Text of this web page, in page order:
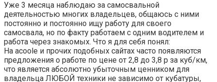
Уже 3 месяца наблюдаю за самосвальной
деятельностью многих владельцев, общаюсь с ними
постоянно и постоянно ищу работу для своего
самосвала, но по факту работаем с одним водителем и
работа через знакомых. Что я для себя понял:
На acoole и прочих подобных сайтах часто появляются
предложения о работе по цене от 2,8 до 3,8 р за куб/км,
что является абсолютно убыточным ценником для
владельца ЛЮБОЙ техники не зависимо от кубатуры,